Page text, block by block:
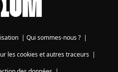
| Qui sommes-nous ? |
les cookies et autres traceurs|